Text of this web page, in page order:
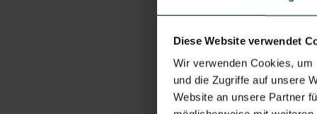
Diese Website verwendet
Wir verwenden Cookies,
und die Zugriffe auf unsere
Website an unsere Partner